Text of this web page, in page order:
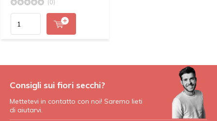
(0)
Consigli sui fiori secchi?
Mettetevi in contatto con noi! Saremo lieti
di aiutarvi.